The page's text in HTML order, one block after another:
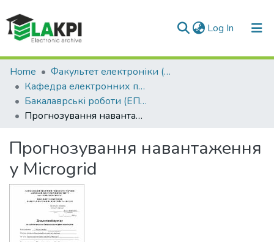
Log In (current)
Communities & Collections
All of DSpace
Statistics
Home
Факультет електроніки (ФЕЛ)
Кафедра електронних пристроїв та систем (ЕПС)
Бакалаврські роботи (ЕПС)
Прогнозування навантаження у Micrоgrid
Прогнозування навантаження
у Micrоgrid